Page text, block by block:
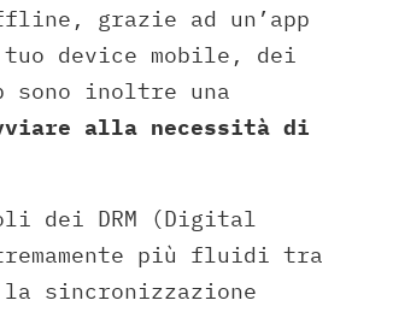
grazie ad un’app
device mobile, dei
inoltre una
alla necessità di
dei DRM (Digital
più fluidi tra
sincronizzazione